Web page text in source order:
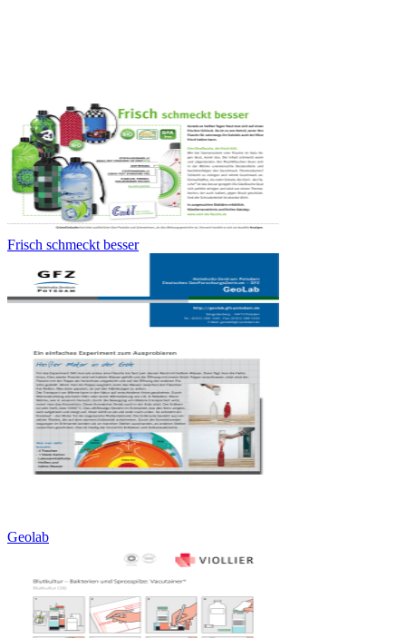
Frisch schmeckt besser
Geolab